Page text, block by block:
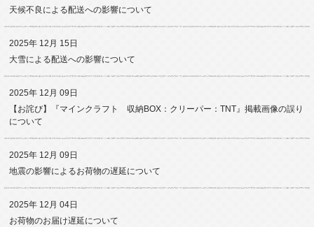
天候不良による配送への影響について
2025年 12月 15日
大雪による配送への影響について
2025年 12月 09日
【お詫び】『マインクラフト 収納BOX：クリーパー：TNT』掲載画像の誤り
について
2025年 12月 09日
地震の影響によるお荷物の遅延について
2025年 12月 04日
お荷物のお届け遅延について